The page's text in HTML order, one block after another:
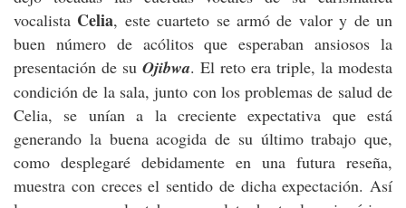
vocalista Celia, este cuarteto se armó de valor y de un
buen número de acólitos que esperaban ansiosos la
presentación de su Ojibwa. El reto era triple, la modesta
condición de la sala, junto con los problemas de salud de
Celia, se unían a la creciente expectativa que está
generando la buena acogida de su último trabajo que,
como desplegaré debidamente en una futura reseña,
muestra con creces el sentido de dicha expectación. Así